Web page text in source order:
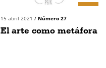
15 abril 2021 / Número 27
El arte como metáfora